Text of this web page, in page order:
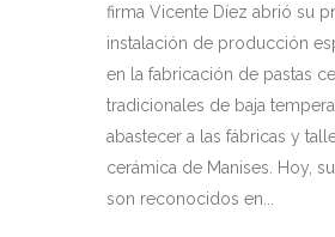
firma Vicente Díez abrió su
instalación de producción
en la fabricación de pastas
tradicionales de baja
abastecer a las fábricas y
cerámica de Manises. Hoy,
son reconocidos en...